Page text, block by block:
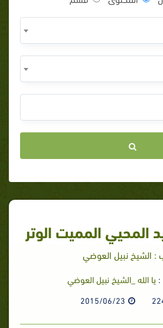
المحيي المميت الوتر
: الشيخ نبيل العوضي
يا الله _الشيخ نبيل العوضي
2015/06/23